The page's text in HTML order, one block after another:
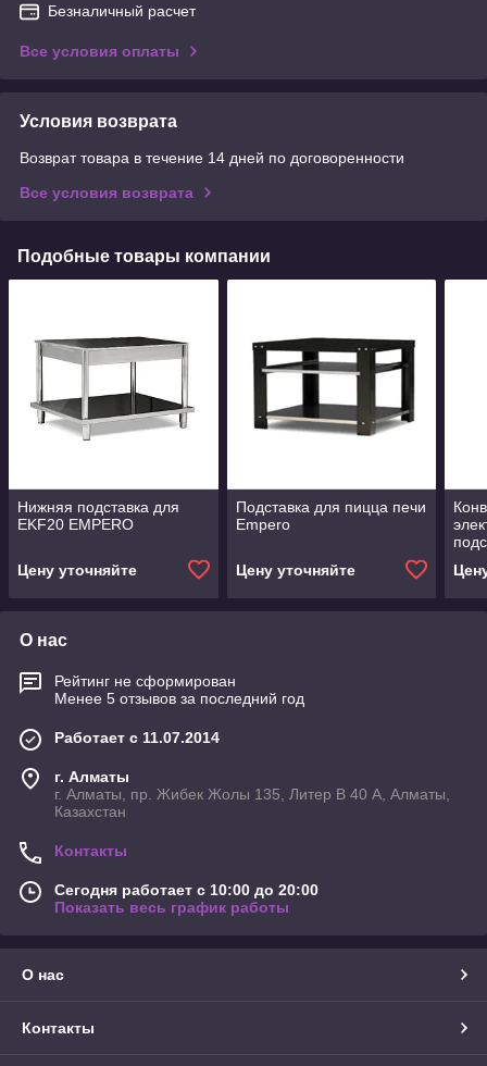
Безналичный расчет
Все условия оплаты
Условия возврата
Возврат товара в течение 14 дней по договоренности
Все условия возврата
Подобные товары компании
Нижняя подставка для
ЕKF20 EMPERO
Цену уточняйте
Подставка для пицца печи
Empero
Цену уточняйте
О нас
Рейтинг не сформирован
Менее 5 отзывов за последний год
Работает с 11.07.2014
г. Алматы
г. Алматы, пр. Жибек Жолы 135, Литер В 40 А, Алматы,
Казахстан
Контакты
Сегодня работает с 10:00 до 20:00
Показать весь график работы
О нас
Контакты